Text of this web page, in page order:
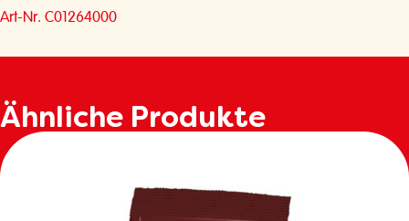
Art-Nr. C01264000
Ähnliche Produkte